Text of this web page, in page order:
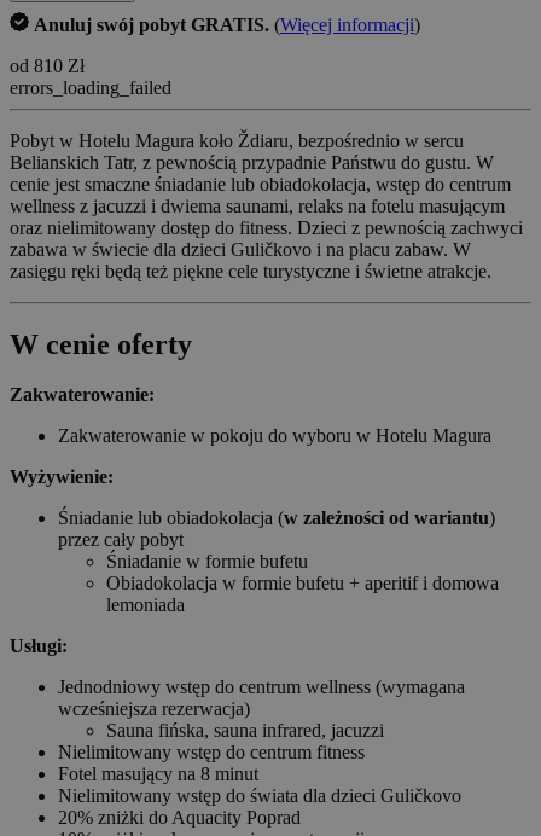
Anuluj swój pobyt GRATIS. (Więcej informacji)
od 810 Zł
errors_loading_failed
Pobyt w Hotelu Magura koło Ždiaru, bezpośrednio w sercu
Belianskich Tatr, z pewnością przypadnie Państwu do gustu. W
cenie jest smaczne śniadanie lub obiadokolacja, wstęp do centrum
wellness z jacuzzi i dwiema saunami, relaks na fotelu masującym
oraz nielimitowany dostęp do fitness. Dzieci z pewnością zachwyci
zabawa w świecie dla dzieci Guličkovo i na placu zabaw. W
zasięgu ręki będą też piękne cele turystyczne i świetne atrakcje.
W cenie oferty
Zakwaterowanie:
Zakwaterowanie w pokoju do wyboru w Hotelu Magura
Wyżywienie:
Śniadanie lub obiadokolacja (w zależności od wariantu)
przez cały pobyt
Śniadanie w formie bufetu
Obiadokolacja w formie bufetu + aperitif i domowa
lemoniada
Usługi:
Jednodniowy wstęp do centrum wellness (wymagana
wcześniejsza rezerwacja)
Sauna fińska, sauna infrared, jacuzzi
Nielimitowany wstęp do centrum fitness
Fotel masujący na 8 minut
Nielimitowany wstęp do świata dla dzieci Guličkovo
20% zniżki do Aquacity Poprad